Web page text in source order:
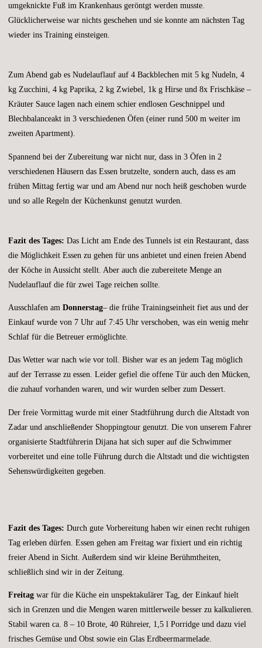
umgeknickte Fuß im Krankenhaus geröntgt werden musste.
Glücklicherweise war nichts geschehen und sie konnte am nächsten Tag
wieder ins Training einsteigen.
Zum Abend gab es Nudelauflauf auf 4 Backblechen mit 5 kg Nudeln, 4
kg Zucchini, 4 kg Paprika, 2 kg Zwiebel, 1k g Hirse und 8x Frischkäse –
Kräuter Sauce lagen nach einem schier endlosen Geschnippel und
Blechbalanceakt in 3 verschiedenen Öfen (einer rund 500 m weiter im
zweiten Apartment).
Spannend bei der Zubereitung war nicht nur, dass in 3 Öfen in 2
verschiedenen Häusern das Essen brutzelte, sondern auch, dass es am
frühen Mittag fertig war und am Abend nur noch heiß geschoben wurde
und so alle Regeln der Küchenkunst genutzt wurden.
Fazit des Tages: Das Licht am Ende des Tunnels ist ein Restaurant, dass
die Möglichkeit Essen zu gehen für uns anbietet und einen freien Abend
der Köche in Aussicht stellt. Aber auch die zubereitete Menge an
Nudelauflauf die für zwei Tage reichen sollte.
Ausschlafen amDonnerstag– die frühe Trainingseinheit fiet aus und der
Einkauf wurde von 7 Uhr auf 7:45 Uhr verschoben, was ein wenig mehr
Schlaf für die Betreuer ermöglichte.
Das Wetter war nach wie vor toll. Bisher war es an jedem Tag möglich
auf der Terrasse zu essen. Leider gefiel die offene Tür auch den Mücken,
die zuhauf vorhanden waren, und wir wurden selber zum Dessert.
Der freie Vormittag wurde mit einer Stadtführung durch die Altstadt von
Zadar und anschließender Shoppingtour genutzt. Die von unserem Fahrer
organisierte Stadtführerin Dijana hat sich super auf die Schwimmer
vorbereitet und eine tolle Führung durch die Altstadt und die wichtigsten
Sehenswürdigkeiten gegeben.
Fazit des Tages: Durch gute Vorbereitung haben wir einen recht ruhigen
Tag erleben dürfen. Essen gehen am Freitag war fixiert und ein richtig
freier Abend in Sicht. Außerdem sind wir kleine Berühmtheiten,
schließlich sind wir in der Zeitung.
Freitag war für die Küche ein unspektakulärer Tag, der Einkauf hielt
sich in Grenzen und die Mengen waren mittlerweile besser zu kalkulieren.
Stabil waren ca. 8 – 10 Brote, 40 Rühreier, 1,5 l Porridge und dazu viel
frisches Gemüse und Obst sowie ein Glas Erdbeermarmelade.